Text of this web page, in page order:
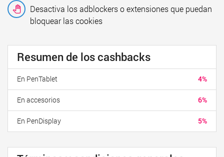
Desactiva los adblockers o extensiones que puedan
bloquear las cookies
Resumen de los cashbacks
4%
En PenTablet
6%
En accesorios
5%
En PenDisplay